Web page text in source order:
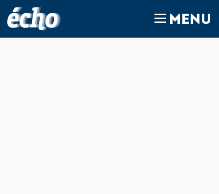
MENU